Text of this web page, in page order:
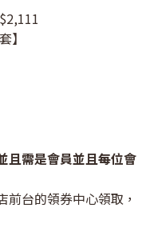
】
且需是會員並且每位會
台的領券中心領取，